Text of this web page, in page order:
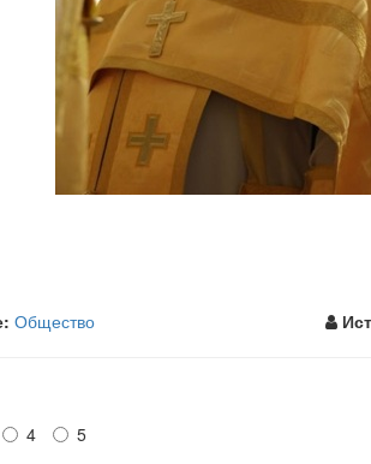
Общество
4 5